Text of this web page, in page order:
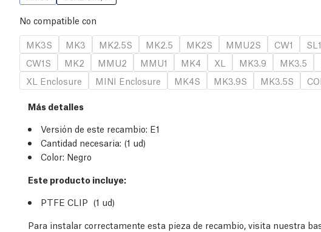
No compatible con
MK3S
MK3 MK2.5S MK2.5 MK2S MMU2S CW1 SL1
CW1S
MK2 MMU2 MMU1 MK4 XL MK3.9 MK3.5
XL Enclosure
MINI Enclosure MK4S MK3.9S MK3.5S
Más detalles
Versión de este recambio: E1
Cantidad necesaria: (1 ud)
Color: Negro
Este producto incluye:
PTFE CLIP (1 ud)
Para instalar correctamente esta pieza de recambio, visita nuestra